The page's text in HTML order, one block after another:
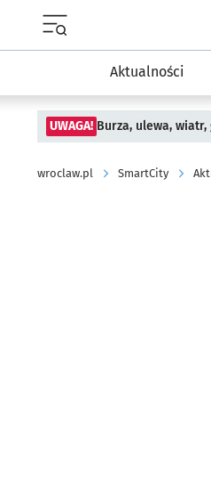
Aktualności
UWAGA! Burza, ulewa,
wroclaw.pl SmartCity